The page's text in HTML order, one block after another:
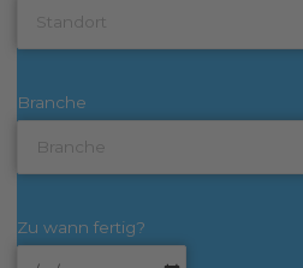
Branche
Zu wann fertig?